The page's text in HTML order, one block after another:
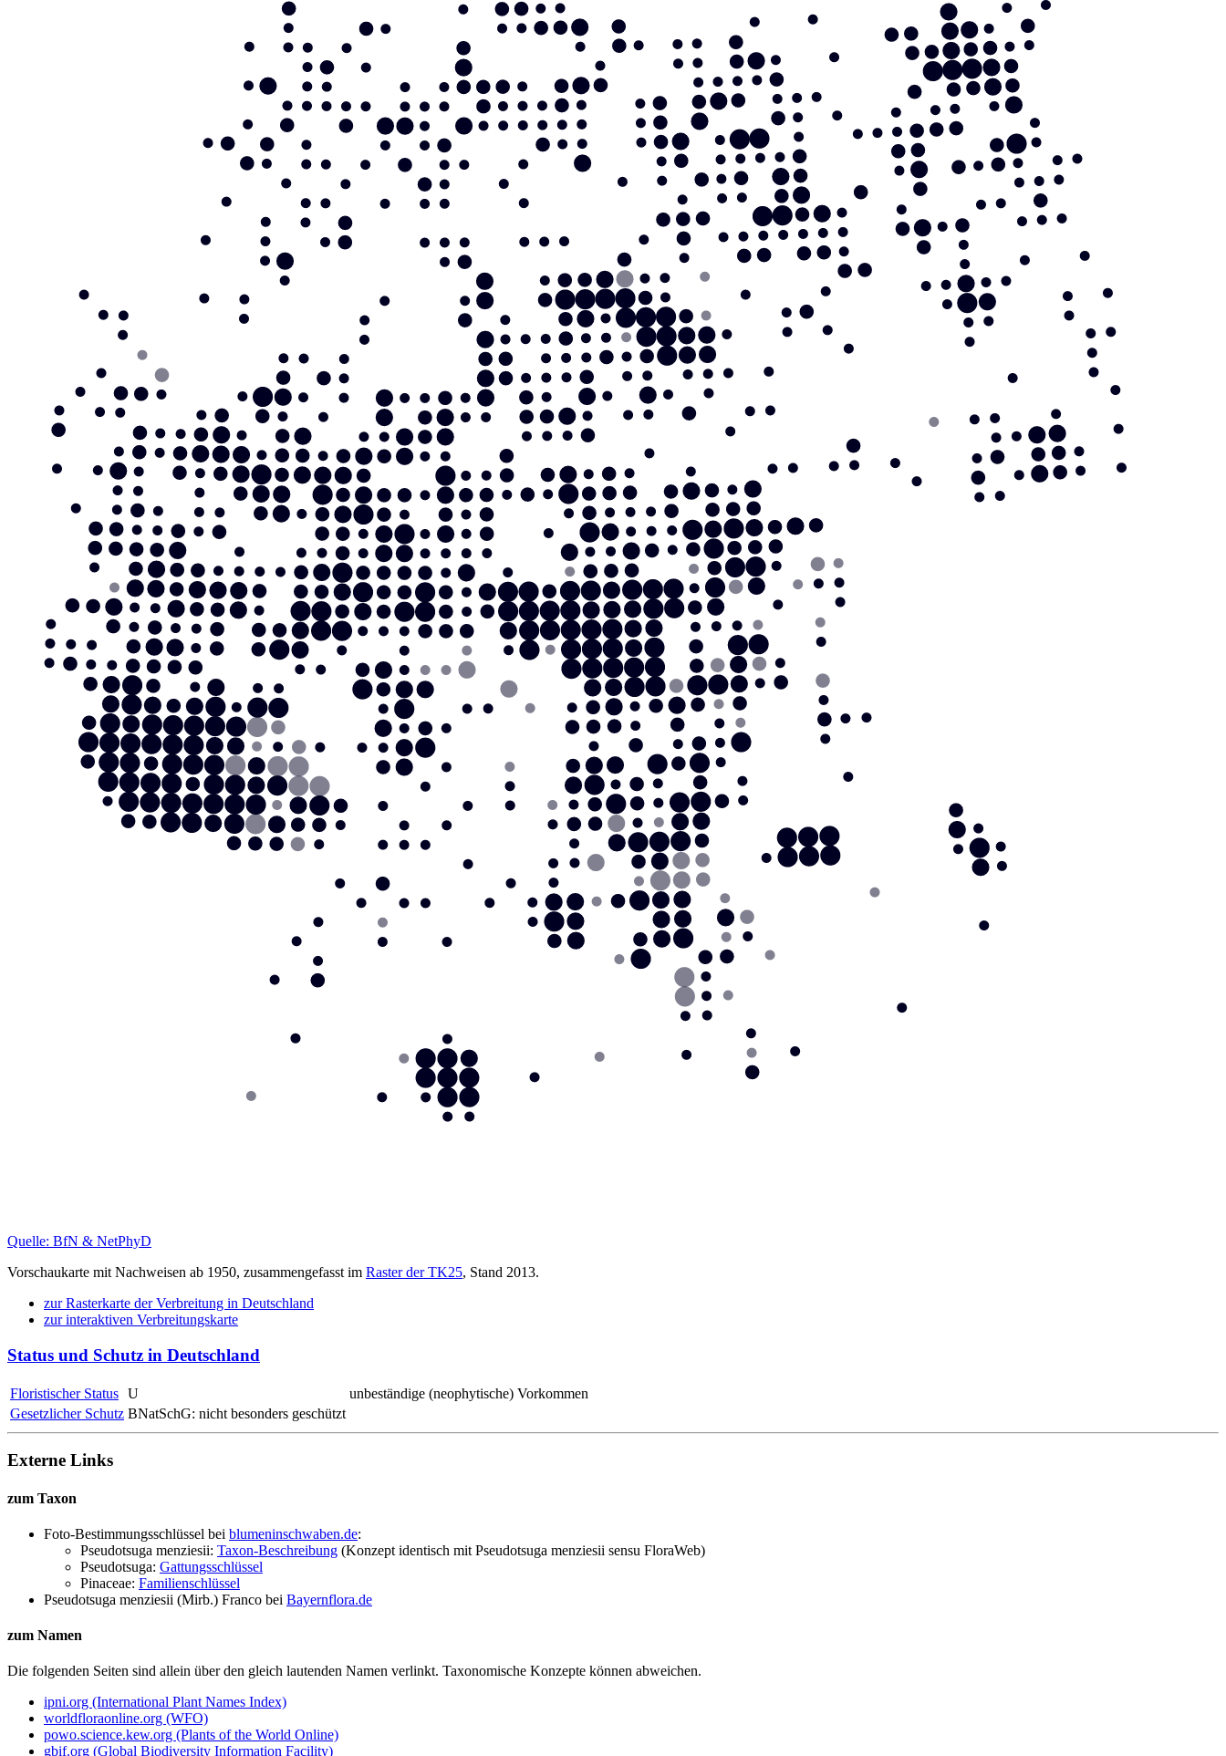
Quelle: BfN & NetPhyD
Vorschaukarte mit Nachweisen ab 1950, zusammengefasst im Raster der TK25, Stand 2013.
zur Rasterkarte der Verbreitung in Deutschland
zur interaktiven Verbreitungskarte
Status und Schutz in Deutschland
Floristischer Status U
unbeständige (neophytische) Vorkommen
Gesetzlicher Schutz BNatSchG: nicht besonders geschützt
Externe Links
zum Taxon
Foto-Bestimmungsschlüssel bei blumeninschwaben.de:
Pseudotsuga menziesii: Taxon-Beschreibung (Konzept identisch mit Pseudotsuga menziesii sensu FloraWeb)
Pseudotsuga: Gattungsschlüssel
Pinaceae: Familienschlüssel
Pseudotsuga menziesii (Mirb.) Franco bei Bayernflora.de
zum Namen
Die folgenden Seiten sind allein über den gleich lautenden Namen verlinkt. Taxonomische Konzepte können abweichen.
ipni.org (International Plant Names Index)
worldfloraonline.org (WFO)
powo.science.kew.org (Plants of the World Online)
gbif.org (Global Biodiversity Information Facility)